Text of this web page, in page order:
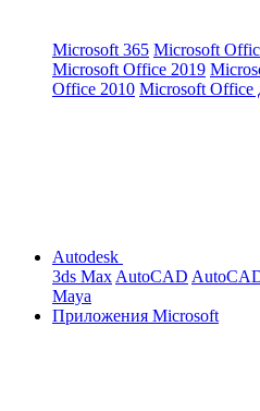
Microsoft 365 Microsoft
Microsoft Office 2019
Office 2010 Microsoft Office
Autodesk
3ds Max AutoCAD
Maya
Приложения Microsoft